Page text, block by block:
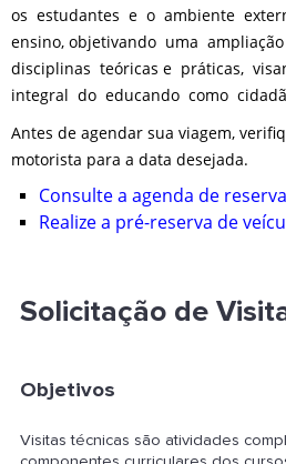
os estudantes e o ambiente
ensino, objetivando uma
disciplinas teóricas e práticas,
integral do educando como
Antes de agendar sua viagem,
motorista para a data desejada.
Consulte a agenda de
Realize a pré-reserva de